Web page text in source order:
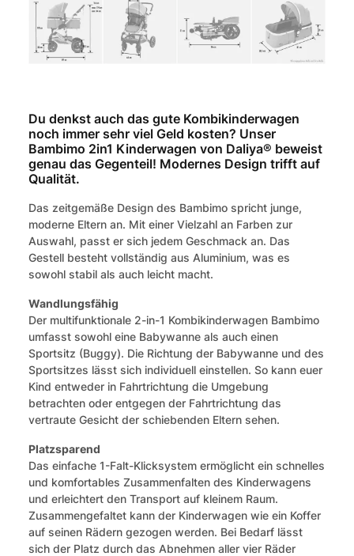
Du denkst auch das gute Kombikinderwagen
noch immer sehr viel Geld kosten? Unser
Bambimo 2in1 Kinderwagen von Daliya® beweist
genau das Gegenteil! Modernes Design trifft auf
Qualität.
Das zeitgemäße Design des Bambimo spricht junge,
moderne Eltern an. Mit einer Vielzahl an Farben zur
Auswahl, passt er sich jedem Geschmack an. Das
Gestell besteht vollständig aus Aluminium, was es
sowohl stabil als auch leicht macht.
Wandlungsfähig
Der multifunktionale 2-in-1 Kombikinderwagen Bambimo
umfasst sowohl eine Babywanne als auch einen
Sportsitz (Buggy). Die Richtung der Babywanne und des
Sportsitzes lässt sich individuell einstellen. So kann euer
Kind entweder in Fahrtrichtung die Umgebung
betrachten oder entgegen der Fahrtrichtung das
vertraute Gesicht der schiebenden Eltern sehen.
Platzsparend
Das einfache 1-Falt-Klicksystem ermöglicht ein schnelles
und komfortables Zusammenfalten des Kinderwagens
und erleichtert den Transport auf kleinem Raum.
Zusammengefaltet kann der Kinderwagen wie ein Koffer
auf seinen Rädern gezogen werden. Bei Bedarf lässt
sich der Platz durch das Abnehmen aller vier Räder